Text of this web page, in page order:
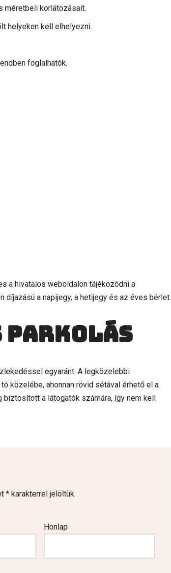
méretbeli korlátozásait.
helyeken kell elhelyezni.
foglalhatók.
a hivatalos weboldalon tájékozódni a
a napijegy, a hetijegy és az éves bérlet.
parkolás
egyaránt. A legközelebbi
közelébe, ahonnan rövid sétával érhető el a
a látogatók számára, így nem kell
* karakterrel jelöltük
Honlap